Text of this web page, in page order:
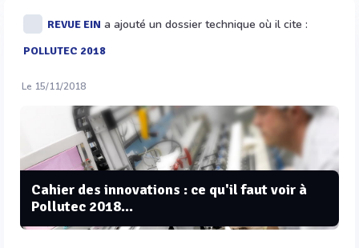
REVUE EIN a ajouté un dossier technique où il cite :
POLLUTEC 2018
Le 15/11/2018
Cahier des innovations : ce qu'il faut voir à
Pollutec 2018...